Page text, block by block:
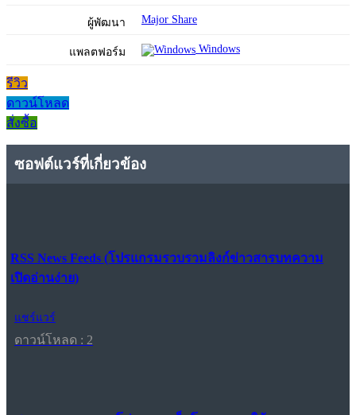
ผู้พัฒนา Major Share
แพลตฟอร์ม Windows
รีวิว
ดาวน์โหลด
สั่งซื้อ
ซอฟต์แวร์ที่เกี่ยวข้อง
RSS News Feeds (โปรแกรมรวบรวมลิงก์ข่าวสารบทความ
เปิดอ่านง่าย)
แชร์แวร์
ดาวน์โหลด : 2